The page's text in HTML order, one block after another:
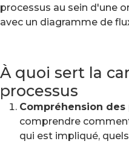
processus au sein d'une
avec un diagramme de
À quoi sert la
processus
Compréhension des
comprendre
qui est impliqué,